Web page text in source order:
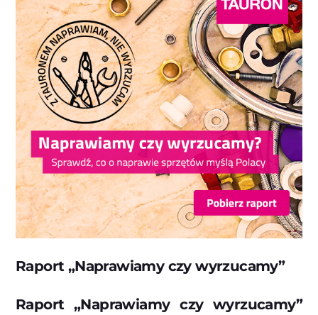
Raport „Naprawiamy czy wyrzucamy”
Raport „Naprawiamy czy wyrzucamy”